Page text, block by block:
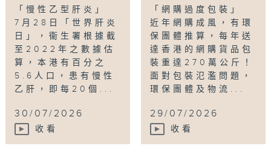
「慢性乙型肝炎」
7月28日「世界肝炎
日」，衞生署根據截
至2022年之數據估
算，本港有百分之
5.6人口，患有慢性
乙肝，即每20個...
30/07/2026
收看
「網購過度包裝」
近年網購成風，有環
保團體推算，每年送
達香港的網購貨品包
裝重達270萬公斤！
面對包裝氾濫問題，
環保團體及物流...
29/07/2026
收看